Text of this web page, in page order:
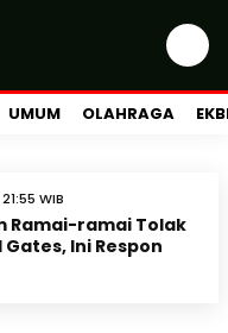
UMUM OLAHRAGA
WIB
Ramai-ramai Tolak
Gates, Ini Respon